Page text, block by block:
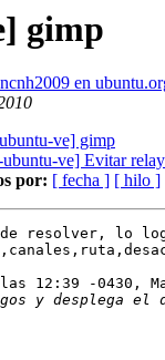
gimp
en
ve] gimp
ve] Evitar
por: [ fecha ] [ hilo ]
resolver, lo
12:39 -0430,